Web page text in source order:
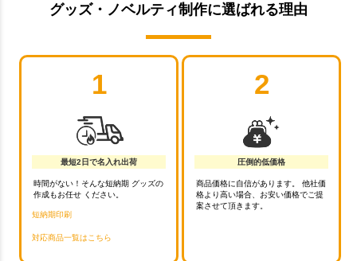
グッズ・ノベルティ制作に選ばれる理由
1
最短2日で名入れ出荷
時間がない！そんな短納期 グッズの
作成もお任せ ください。
短納期印刷
対応商品一覧はこちら
2
圧倒的低価格
商品価格に自信があります。 他社価
格より高い場合、お安い価格でご提
案させて頂きます。